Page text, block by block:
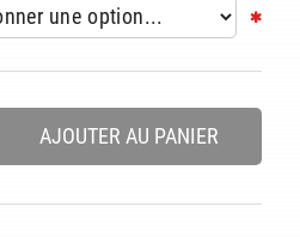
AJOUTER AU PANIER